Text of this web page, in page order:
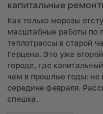
капитальные
Как только морозы
масштабные работы по
теплотрассы в старой
Герцена. Это уже
городе, где
чем в прошлые годы: не
середине февраля.
спешка.